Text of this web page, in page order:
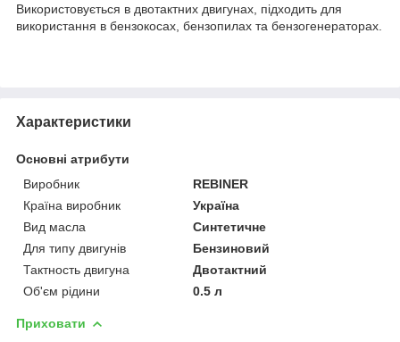
Використовується в двотактних двигунах, підходить для
використання в бензокосах, бензопилах та бензогенераторах.
Характеристики
Основні атрибути
Виробник
REBINER
Країна виробник
Україна
Вид масла
Синтетичне
Для типу двигунів
Бензиновий
Тактность двигуна
Двотактний
Об'єм рідини
0.5 л
Приховати